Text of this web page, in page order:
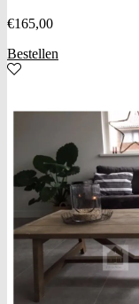
€165,00
Bestellen